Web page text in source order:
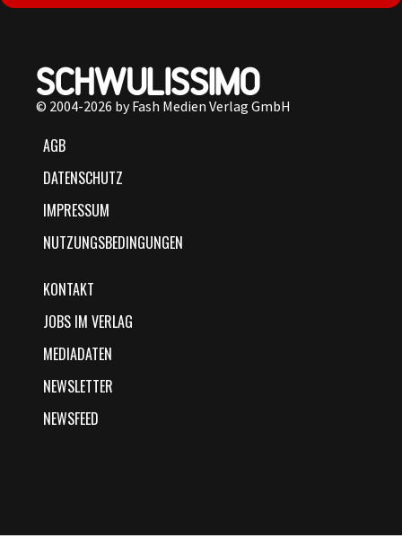
© 2004-2026 by Fash Medien Verlag GmbH
AGB
DATENSCHUTZ
IMPRESSUM
NUTZUNGSBEDINGUNGEN
KONTAKT
JOBS IM VERLAG
MEDIADATEN
NEWSLETTER
NEWSFEED